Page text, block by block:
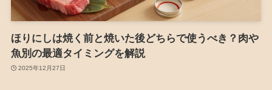
ほりにしは焼く前と焼いた後どちらで使うべき？肉や
魚別の最適タイミングを解説
2025年12月27日